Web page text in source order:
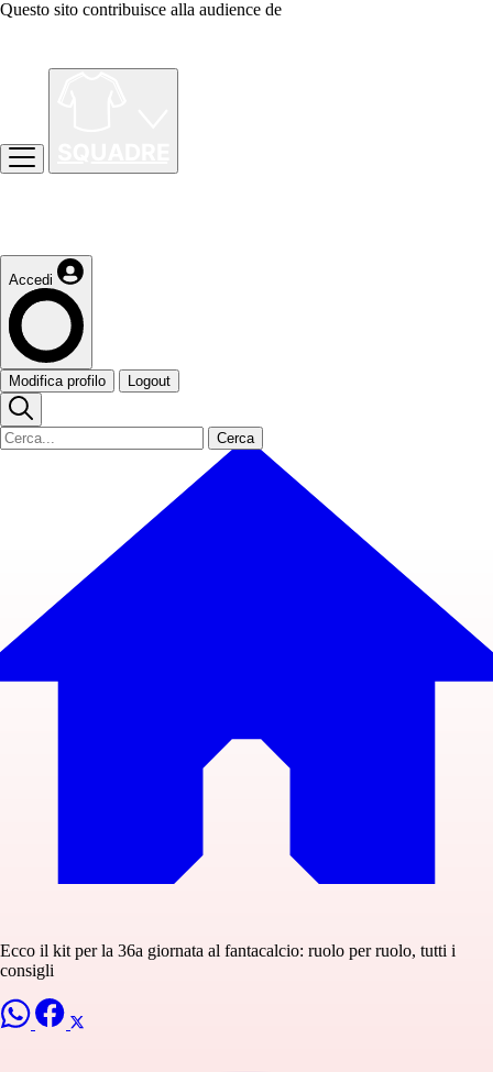
Questo sito contribuisce alla audience de
Accedi
Modifica profilo Logout
Cerca
Ecco il kit per la 36a giornata al fantacalcio: ruolo per ruolo, tutti i
consigli